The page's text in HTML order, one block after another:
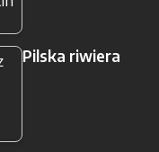
Pilska riwiera